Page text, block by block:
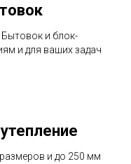
и блок-
и для ваших задач
и до 250 мм